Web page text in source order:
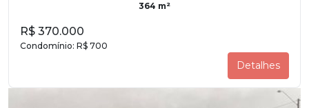
364 m²
R$ 370.000
Condomínio: R$ 700
Detalhes